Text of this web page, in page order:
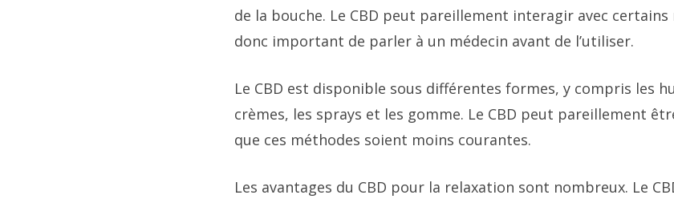
de la bouche. Le CBD peut pareillement interagir avec
donc important de parler à un médecin avant de l’utiliser.
Le CBD est disponible sous différentes formes, y compris les
crèmes, les sprays et les gomme. Le CBD peut pareillement
que ces méthodes soient moins courantes.
Les avantages du CBD pour la relaxation sont nombreux. Le